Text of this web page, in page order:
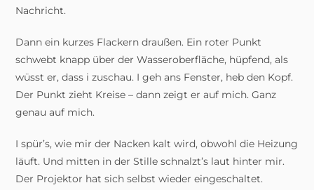
Nachricht.
Dann ein kurzes Flackern draußen. Ein roter Punkt
schwebt knapp über der Wasseroberfläche, hüpfend, als
wüsst er, dass i zuschau. I geh ans Fenster, heb den Kopf.
Der Punkt zieht Kreise – dann zeigt er auf mich. Ganz
genau auf mich.
I spür’s, wie mir der Nacken kalt wird, obwohl die Heizung
läuft. Und mitten in der Stille schnalzt’s laut hinter mir.
Der Projektor hat sich selbst wieder eingeschaltet.